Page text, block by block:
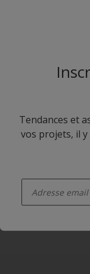
Tendances et
vos projets, il
A propos de Sikkens
Contactez nous
Liens utiles